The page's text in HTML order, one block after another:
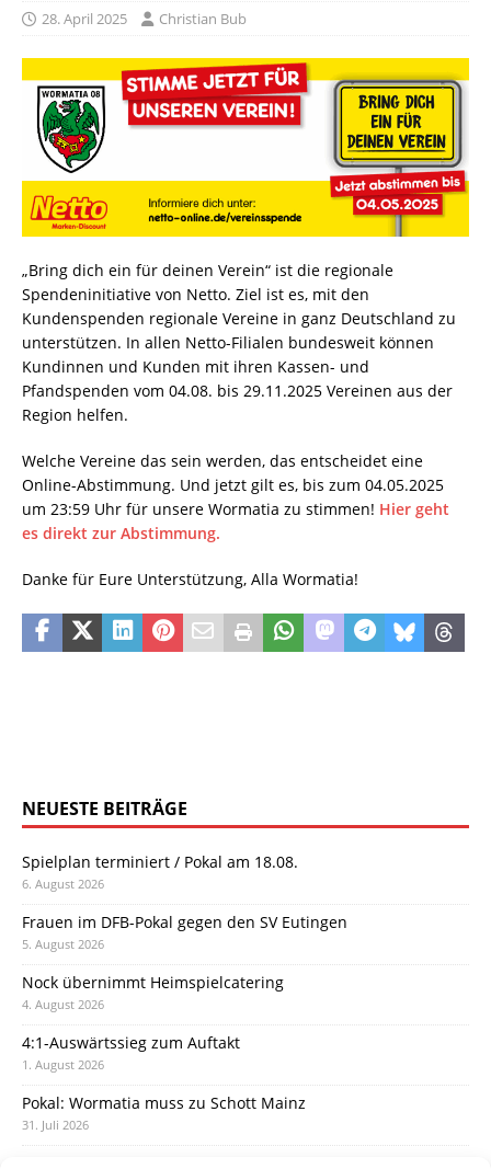
28. April 2025 Christian Bub
„Bring dich ein für deinen Verein“ ist die regionale
Spendeninitiative von Netto. Ziel ist es, mit den
Kundenspenden regionale Vereine in ganz Deutschland zu
unterstützen. In allen Netto-Filialen bundesweit können
Kundinnen und Kunden mit ihren Kassen- und
Pfandspenden vom 04.08. bis 29.11.2025 Vereinen aus der
Region helfen.
Welche Vereine das sein werden, das entscheidet eine
Online-Abstimmung. Und jetzt gilt es, bis zum 04.05.2025
um 23:59 Uhr für unsere Wormatia zu stimmen! Hier geht
es direkt zur Abstimmung.
Danke für Eure Unterstützung, Alla Wormatia!
NEUESTE BEITRÄGE
Spielplan terminiert / Pokal am 18.08.
6. August 2026
Frauen im DFB-Pokal gegen den SV Eutingen
5. August 2026
Nock übernimmt Heimspielcatering
4. August 2026
4:1-Auswärtssieg zum Auftakt
1. August 2026
Pokal: Wormatia muss zu Schott Mainz
31. Juli 2026